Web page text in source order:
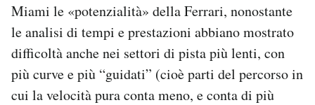
Miami le «potenzialità» della Ferrari, nonostante
le analisi di tempi e prestazioni abbiano mostrato
difficoltà anche nei settori di pista più lenti, con
più curve e più “guidati” (cioè parti del percorso in
cui la velocità pura conta meno, e conta di più